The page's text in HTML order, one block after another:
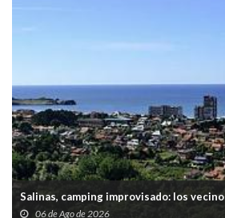
Salinas, camping improvisado: los
06 de Ago de 2026